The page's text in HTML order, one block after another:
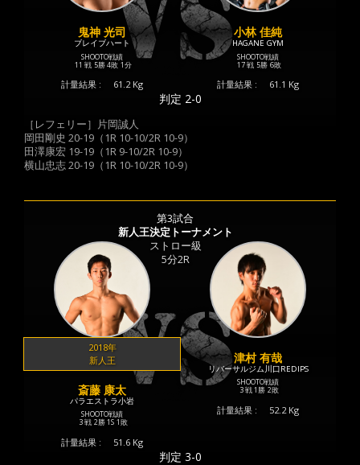
鬼神 光司
ブレイブハート
SHOOTO戦績
11 戦 5勝 4敗 1分
計量結果 : 61.2 Kg
小林 佳純
HAGANE GYM
SHOOTO戦績
17 戦 5勝 6敗
計量結果 : 61.1 Kg
判定 2-0
［レフェリー］片岡誠人
岡田剛史 20-19（1R 10-10/2R 10-9）
田澤康宏 19-19（1R 9-10/2R 10-9）
横山忠志 20-19（1R 10-10/2R 10-9）
第3試合
新人王決定トーナメント
ストロー級
5分2R
2018年
新人王
斎藤 康太
パラエストラ小岩
SHOOTO戦績
3 戦 2勝 1S 1敗
計量結果 : 51.6 Kg
津村 有哉
リバーサルジム川口REDIPS
SHOOTO戦績
3 戦 1勝 2敗
計量結果 : 52.2 Kg
判定 3-0